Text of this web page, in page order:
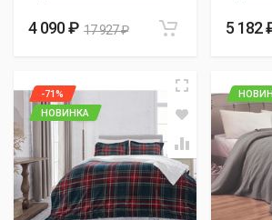
4 090 ₽ 17 927 ₽ 5 182
-71%
НОВИНКА